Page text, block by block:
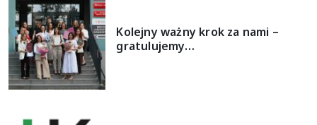
Kolejny ważny krok za nami –
gratulujemy…